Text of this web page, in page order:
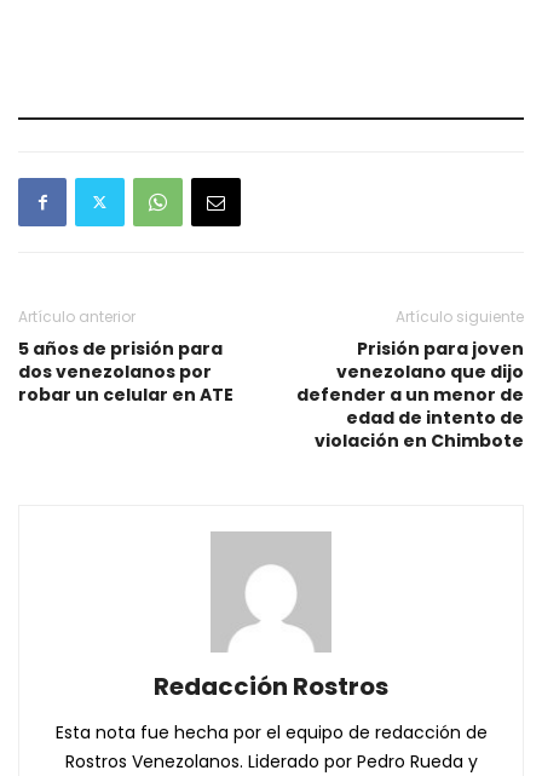
Artículo anterior
5 años de prisión para
dos venezolanos por
robar un celular en ATE
Artículo siguiente
Prisión para joven
venezolano que dijo
defender a un menor de
edad de intento de
violación en Chimbote
Redacción Rostros
Esta nota fue hecha por el equipo de redacción de
Rostros Venezolanos. Liderado por Pedro Rueda y